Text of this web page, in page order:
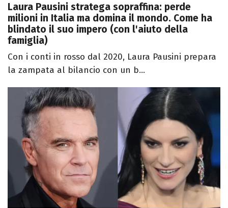
Laura Pausini stratega sopraffina: perde
milioni in Italia ma domina il mondo. Come ha
blindato il suo impero (con l'aiuto della
famiglia)
Con i conti in rosso dal 2020, Laura Pausini prepara
la zampata al bilancio con un b...